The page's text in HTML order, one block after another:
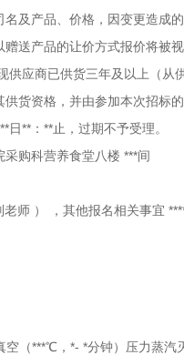
及产品、价格，因变更造成
送产品的让价方式报价将被
供应商已供货三年及以上（
货资格，并由参加本次招标
日**：**止，过期不予受理。
购科营养食堂八楼 ***间
老师 ） ，其他报名相关事宜
（***℃，*- *分钟）压力蒸汽